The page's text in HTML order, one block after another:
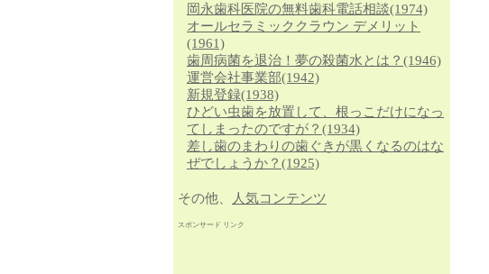
岡永歯科医院の無料歯科電話相談(1974)
オールセラミッククラウン デメリット
(1961)
歯周病菌を退治！夢の殺菌水とは？ (1946)
運営会社事業部(1942)
新規登録(1938)
ひどい虫歯を放置して、根っこだけになっ
てしまったのですが？ (1934)
差し歯のまわりの歯ぐきが黒くなるのはな
ぜでしょうか？ (1925)
その他、 人気コンテンツ
スポンサード リンク